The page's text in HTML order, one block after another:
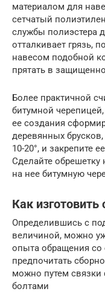
материалом для
сетчатый
службы полиэстера
отталкивает грязь,
навесом подобной
прятать в
Более практичной
битумной
ее создания
деревянных
10-20°, и закрепите
Сделайте обрешетку
на нее битумную
Как
Определившись с
величиной, можно
опыта обращения со
предпочитать
можно путем связки
болтами